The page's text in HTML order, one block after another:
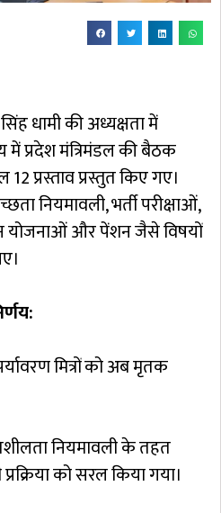
धामी की अध्यक्षता में
में प्रदेश मंत्रिमंडल की बैठक
प्रस्ताव प्रस्तुत किए गए।
नियमावली, भर्ती परीक्षाओं,
योजनाओं और पेंशन जैसे विषयों
मित्रों को अब मृतक
नियमावली के तहत
को सरल किया गया।